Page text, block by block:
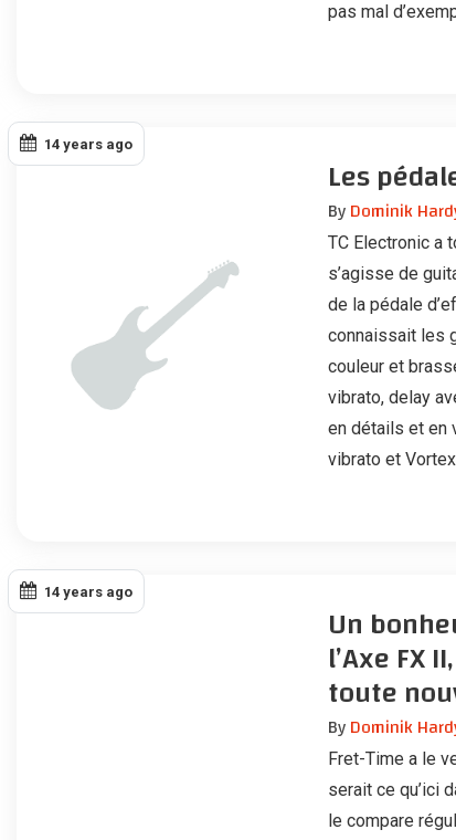
pas mal
14 years ago
Les
ByDominik
TC Electronic a
s’agisse de
de la pédale
connaissait les
couleur et
vibrato, delay
en détails et en
vibrato et
14 years ago
Un
l’Axe FX
toute
ByDominik
Fret-Time a le
serait ce qu’ici
le compare